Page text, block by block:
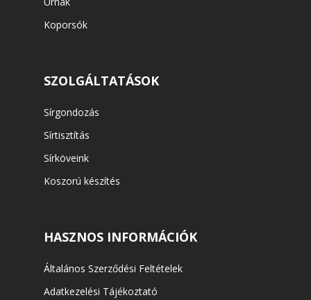
Koporsók
SZOLGÁLTATÁSOK
Sírgondozás
Sírtisztítás
Sírköveink
Koszorú készítés
HASZNOS INFORMÁCIÓK
Általános Szerződési Feltételek
Adatkezelési Tájékoztató